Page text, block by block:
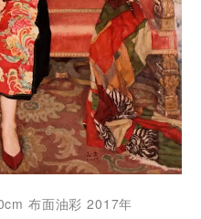
布面油彩 2017年